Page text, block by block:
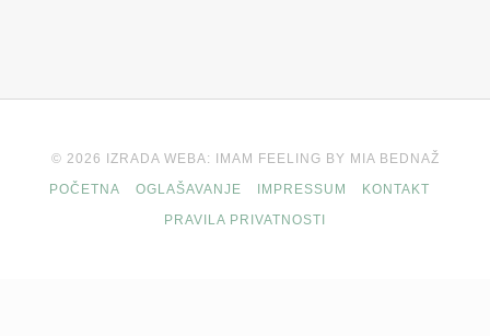
© 2026 IZRADA WEBA: IMAM FEELING BY MIA BEDNAŽ
POČETNA
OGLAŠAVANJE IMPRESSUM
KONTAKT
PRAVILA PRIVATNOSTI